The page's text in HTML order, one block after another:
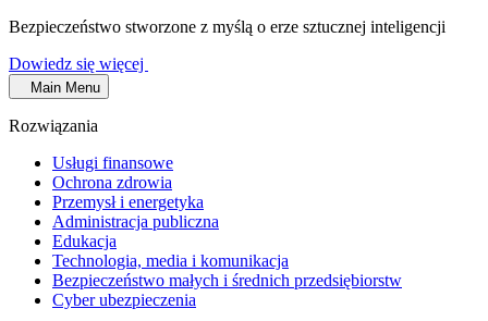
Bezpieczeństwo stworzone z myślą o erze sztucznej inteligencji
Dowiedz się więcej
Main Menu
Rozwiązania
Usługi finansowe
Ochrona zdrowia
Przemysł i energetyka
Administracja publiczna
Edukacja
Technologia, media i komunikacja
Bezpieczeństwo małych i średnich przedsiębiorstw
Cyber ubezpieczenia